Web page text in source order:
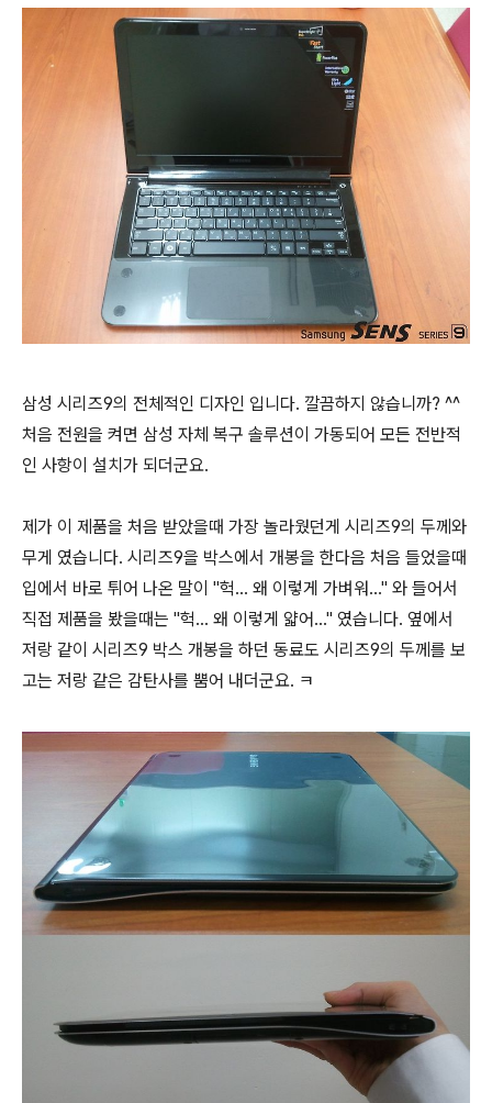
삼성 시리즈9의 전체적인 디자인 입니다. 깔끔하지 않습니까? ^^
처음 전원을 켜면 삼성 자체 복구 솔루션이 가동되어 모든 전반적
인 사항이 설치가 되더군요.
제가 이 제품을 처음 받았을때 가장 놀라웠던게 시리즈9의 두께와
무게 였습니다. 시리즈9을 박스에서 개봉을 한다음 처음 들었을때
입에서 바로 튀어 나온 말이 "헉... 왜 이렇게 가벼워..." 와 들어서
직접 제품을 봤을때는 "헉... 왜 이렇게 얇어..." 였습니다. 옆에서
저랑 같이 시리즈9 박스 개봉을 하던 동료도 시리즈9의 두께를 보
고는 저랑 같은 감탄사를 뿜어 내더군요. ㅋ